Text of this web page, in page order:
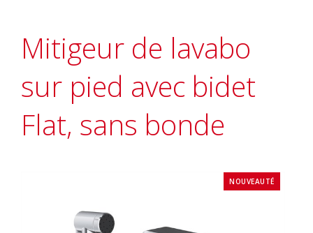
Mitigeur de lavabo
sur pied avec bidet
Flat, sans bonde
NOUVEAUTÉ